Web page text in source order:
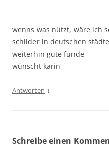
wenns was nützt, wäre ich
schilder in deutschen
weiterhin gute funde
wünscht karin
Antworten ↓
Schreibe einen